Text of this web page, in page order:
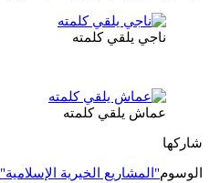
ناجي يلقي كلمته
عماش يلقي كلمته
شاركها
الوسوم"المشاريع الخيرية الإسلامية"